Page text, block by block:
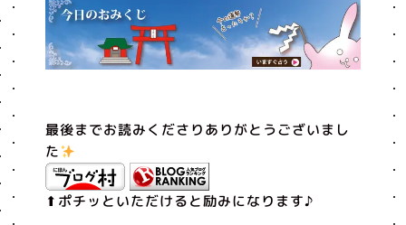
最後までお読みくださりありがとうございまし
た
⬆︎ポチッといただけると励みになります♪